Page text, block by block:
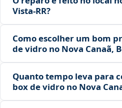
Vista‑RR?
Como escolher um bom
de vidro no Nova Canaã,
Quanto tempo leva para
box de vidro no Nova